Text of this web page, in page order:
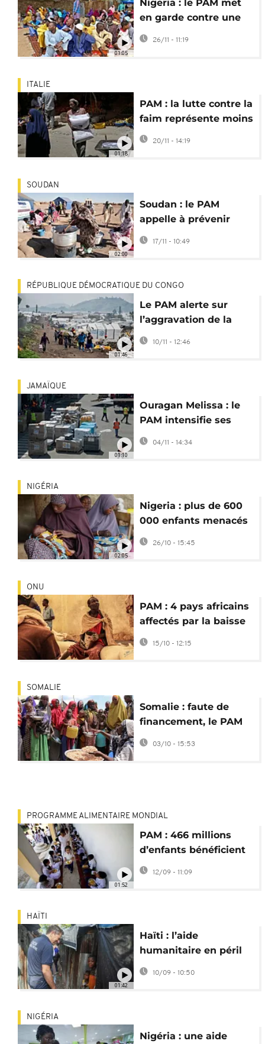
01:05
Nigeria : le PAM met
en garde contre une
"grave faim" en 2026
26/11 - 11:19
01:18
ITALIE
PAM : la lutte contre la
faim représente moins
de 1 % des dépenses
militaires
20/11 - 14:19
02:00
SOUDAN
Soudan : le PAM
appelle à prévenir
d'autres "atrocités" à
El-Fasher
17/11 - 10:49
01:46
RÉPUBLIQUE DÉMOCRATIQUE DU CONGO
Le PAM alerte sur
l’aggravation de la
crise dans l'est de la
RDC
10/11 - 12:46
01:10
JAMAÏQUE
Ouragan Melissa : le
PAM intensifie ses
distributions d'aide
humanitaire
04/11 - 14:34
02:05
NIGÉRIA
Nigeria : plus de 600
000 enfants menacés
par la malnutrition
26/10 - 15:45
ONU
PAM : 4 pays africains
affectés par la baisse
de l'aide alimentaire
15/10 - 12:15
SOMALIE
Somalie : faute de
financement, le PAM
réduit son aide
03/10 - 15:53
01:52
PROGRAMME ALIMENTAIRE MONDIAL
PAM : 466 millions
d’enfants bénéficient
d'alimentation
scolaire
12/09 - 11:09
01:42
HAÏTI
Haïti : l’aide
humanitaire en péril
face à la dégradation
de la crise
10/09 - 10:50
NIGÉRIA
Nigéria : une aide